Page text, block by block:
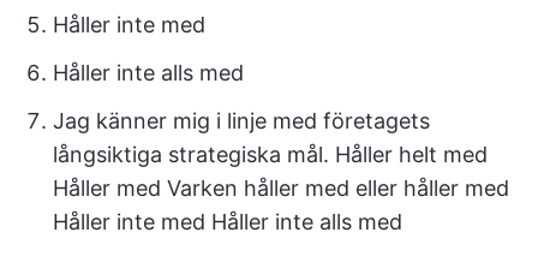
Håller inte med
Håller inte alls med
Jag känner mig i linje med företagets
långsiktiga strategiska mål. Håller helt med
Håller med Varken håller med eller håller med
Håller inte med Håller inte alls med